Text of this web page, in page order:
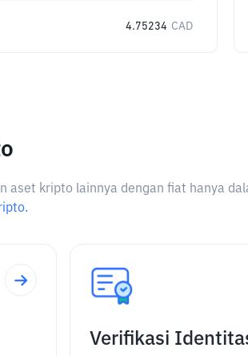
4.75234 CAD
aset kripto lainnya dengan fiat hanya
Verifikasi